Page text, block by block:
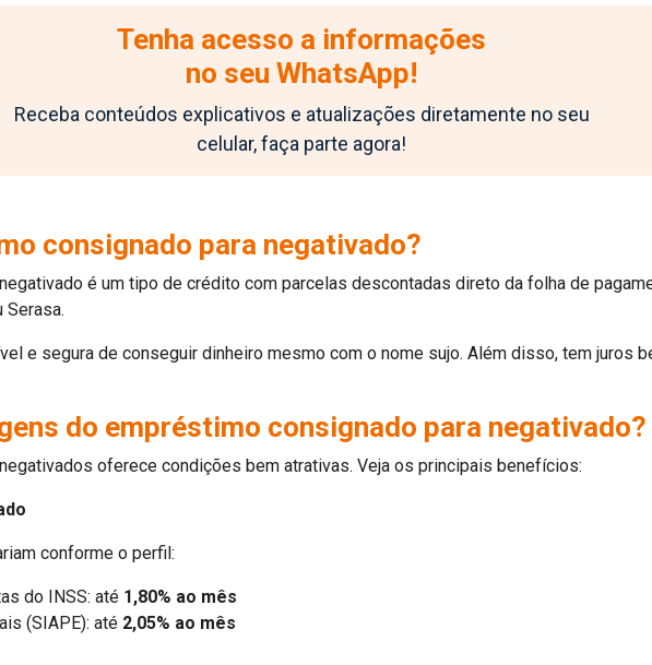
Tenha acesso a informações
no seu WhatsApp!
Receba conteúdos explicativos e atualizações diretamente no seu
celular, faça parte agora!
consignado para negativado?
é um tipo de crédito com parcelas descontadas direto da folha de
Serasa.
e segura de conseguir dinheiro mesmo com o nome sujo. Além disso, tem juros
do empréstimo consignado para negativado?
oferece condições bem atrativas. Veja os principais benefícios:
conforme o perfil:
do INSS: até 1,80% ao mês
(SIAPE): até 2,05% ao mês